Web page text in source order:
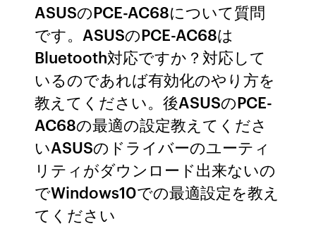
ASUSのPCE-AC68について質問
です。ASUSのPCE-AC68は
Bluetooth対応ですか？対応して
いるのであれば有効化のやり方を
教えてください。後ASUSのPCE-
AC68の最適の設定教えてくださ
いASUSのドライバーのユーティ
リティがダウンロード出来ないの
でWindows10での最適設定を教え
てください